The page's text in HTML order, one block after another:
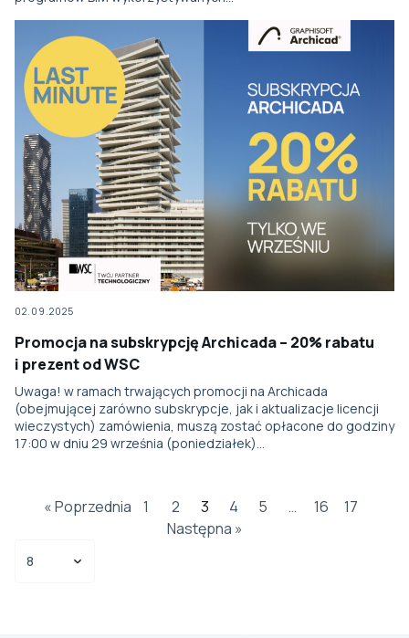
02.09.2025
Promocja na subskrypcję Archicada – 20% rabatu
i prezent od WSC
Uwaga! w ramach trwających promocji na Archicada
(obejmującej zarówno subskrypcje, jak i aktualizacje licencji
wieczystych) zamówienia, muszą zostać opłacone do godziny
17:00 w dniu 29 września (poniedziałek)…
« Poprzednia 1 2 3 4 5 … 16
17
Następna »
8
Select number per page